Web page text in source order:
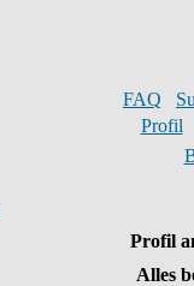
FAQ
Profil
Profil
Alles